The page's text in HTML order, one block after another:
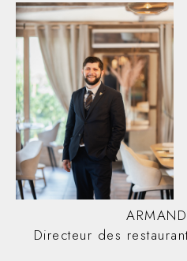
Directeur des